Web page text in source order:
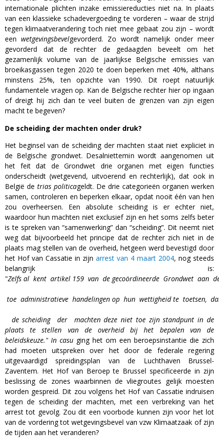
internationale plichten inzake emissiereducties niet na. In plaats
van een klassieke schadevergoeding te vorderen – waar de strijd
tegen klimaatverandering toch niet mee gebaat zou zijn – wordt
een wetgevingsbevelgevorderd. Zo wordt namelijk onder meer
gevorderd dat de rechter de gedaagden beveelt om het
gezamenlijk volume van de jaarlijkse Belgische emissies van
broeikasgassen tegen 2020 te doen beperken met 40%, althans
minstens 25%, ten opzichte van 1990. Dit roept natuurlijk
fundamentele vragen op. Kan de Belgische rechter hier op ingaan
of dreigt hij zich dan te veel buiten de grenzen van zijn eigen
macht te begeven?
De scheiding der machten onder druk?
Het beginsel van de scheiding der machten staat niet expliciet in
de Belgische grondwet. Desalniettemin wordt aangenomen uit
het feit dat de Grondwet drie organen met eigen functies
onderscheidt (wetgevend, uitvoerend en rechterlijk), dat ook in
België de trias politicageldt. De drie categorieën organen werken
samen, controleren en beperken elkaar, opdat nooit één van hen
zou overheersen. Een absolute scheiding is er echter niet,
waardoor hun machten niet exclusief zijn en het soms zelfs beter
is te spreken van “samenwerking” dan “scheiding”. Dit neemt niet
weg dat bijvoorbeeld het principe dat de rechter zich niet in de
plaats mag stellen van de overheid, hetgeen werd bevestigd door
het Hof van Cassatie in zijn arrest van 4 maart 2004, nog steeds
belangrijk is:
"Zelfs al kent artikel 159 van de gecoördineerde Grondwet aan
toe administratieve handelingen op hun wettigheid te toetsen,
de scheiding der machten deze niet toe zijn standpunt in de
plaats te stellen van de overheid bij het bepalen van de
beleidskeuze." In casu ging het om een beroepsinstantie die zich
had moeten uitspreken over het door de federale regering
uitgevaardigd spreidingsplan van de Luchthaven Brussel-
Zaventem. Het Hof van Beroep te Brussel specificeerde in zijn
beslissing de zones waarbinnen de vliegroutes gelijk moesten
worden gespreid. Dit zou volgens het Hof van Cassatie indruisen
tegen de scheiding der machten, met een verbreking van het
arrest tot gevolg. Zou dit een voorbode kunnen zijn voor het lot
van de vordering tot wetgevingsbevel van vzw Klimaatzaak of zijn
de tijden aan het veranderen?